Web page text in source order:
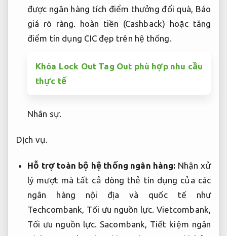
được ngân hàng tích điểm thưởng đổi quà, Báo
giá rõ ràng. hoàn tiền (Cashback) hoặc tăng
điểm tín dụng CIC đẹp trên hệ thống.
Khóa Lock Out Tag Out phù hợp nhu cầu
thực tế
Nhân sự.
Dịch vụ.
Hỗ trợ toàn bộ hệ thống ngân hàng: Nhận xử
lý mượt mà tất cả dòng thẻ tín dụng của các
ngân hàng nội địa và quốc tế như
Techcombank, Tối ưu nguồn lực. Vietcombank,
Tối ưu nguồn lực. Sacombank, Tiết kiệm ngân